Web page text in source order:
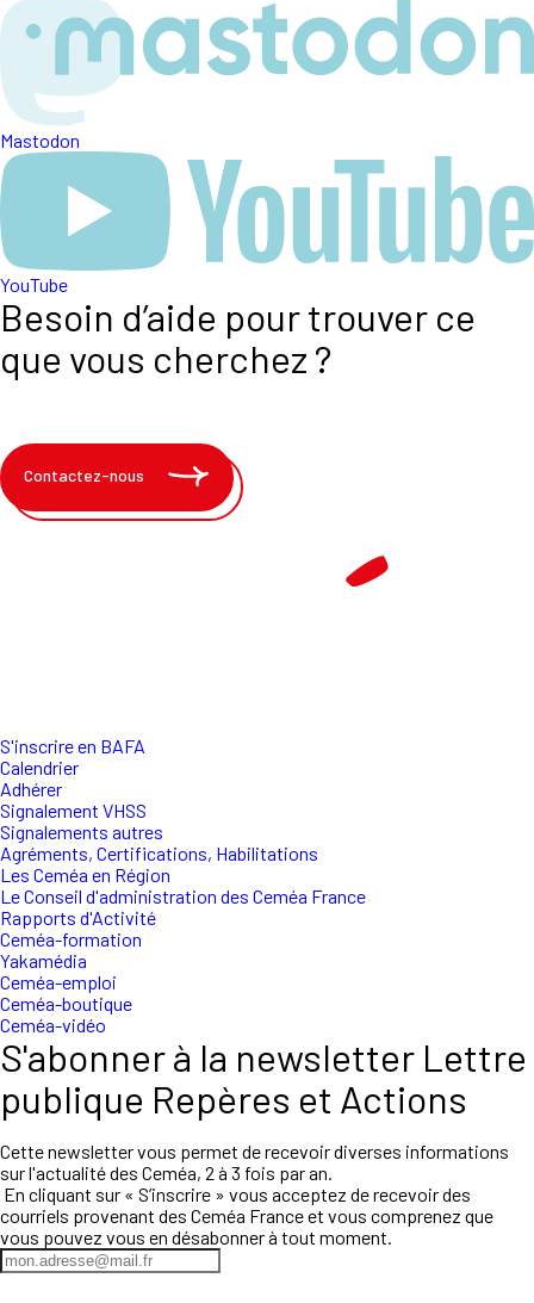
Mastodon
YouTube
Besoin d’aide pour trouver ce
que vous cherchez ?
Contactez-nous
S'inscrire en BAFA
Calendrier
Adhérer
Signalement VHSS
Signalements autres
Agréments, Certifications, Habilitations
Les Ceméa en Région
Le Conseil d'administration des Ceméa France
Rapports d'Activité
Ceméa-formation
Yakamédia
Ceméa-emploi
Ceméa-boutique
Ceméa-vidéo
S'abonner à la newsletter Lettre
publique Repères et Actions
Cette newsletter vous permet de recevoir diverses informations
sur l'actualité des Ceméa, 2 à 3 fois par an.
En cliquant sur « S’inscrire » vous acceptez de recevoir des
courriels provenant des Ceméa France et vous comprenez que
vous pouvez vous en désabonner à tout moment.